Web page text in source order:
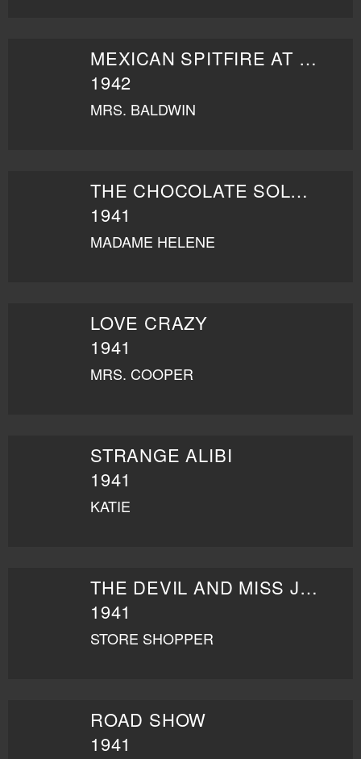
MEXICAN SPITFIRE AT SEA
1942
MRS. BALDWIN
THE CHOCOLATE SOLDIER
1941
MADAME HELENE
LOVE CRAZY
1941
MRS. COOPER
STRANGE ALIBI
1941
KATIE
THE DEVIL AND MISS JONES
1941
STORE SHOPPER
ROAD SHOW
1941